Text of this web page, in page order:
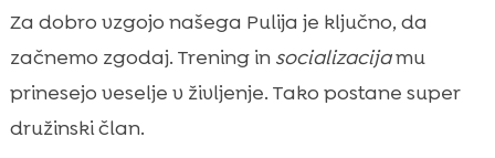
Za dobro vzgojo našega Pulija je ključno, da
začnemo zgodaj. Trening in socializacijamu
prinesejo veselje v življenje. Tako postane super
družinski član.